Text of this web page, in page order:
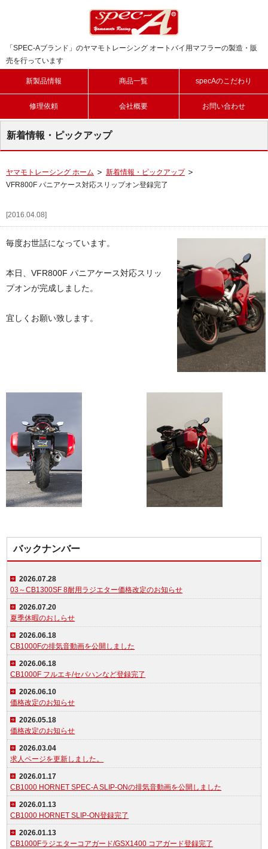
「SPEC-Aブランド」のヤマモトレーシング オートバイ用マフラーの製造・販
売を行っています
新製品情報 商品一覧 specAのこだわり
修理依頼 会社概要 お問い合わせ
新着情報・ピックアップ
ヤマモトレーシング ホーム
新着情報・ピックアップ
VFR800F パニアケース対応スリップオン登録完了
[2016.04.08]
毎度お世話になっています。
本日、VFR800F パニアケース対応スリッ
プオンが完成しました。
宜しくお願い致します。
バックナンバー
2026.07.28
03～CB1300SF 8耐用ラジエター価格改定のお知らせ
2026.07.20
夏季休暇のおしらせ
2026.06.18
CB1000Fの排気音動画を公開しました
2026.06.18
CB1000F フルエキ/セパハンなど登録完了
2026.06.10
価格改定のお知らせ
2026.05.18
価格改定のお知らせ
2026.03.04
求人ページを更新しました。
2026.01.17
CB1000 HORNET SPEC-A SLIP-ONの排気音動画を公開しました
2026.01.13
CB1000 HORNET SLIP-ON登録完了
2026.01.13
CB1000Fラジエターコアガード/GSX1400 コアガード登録完了